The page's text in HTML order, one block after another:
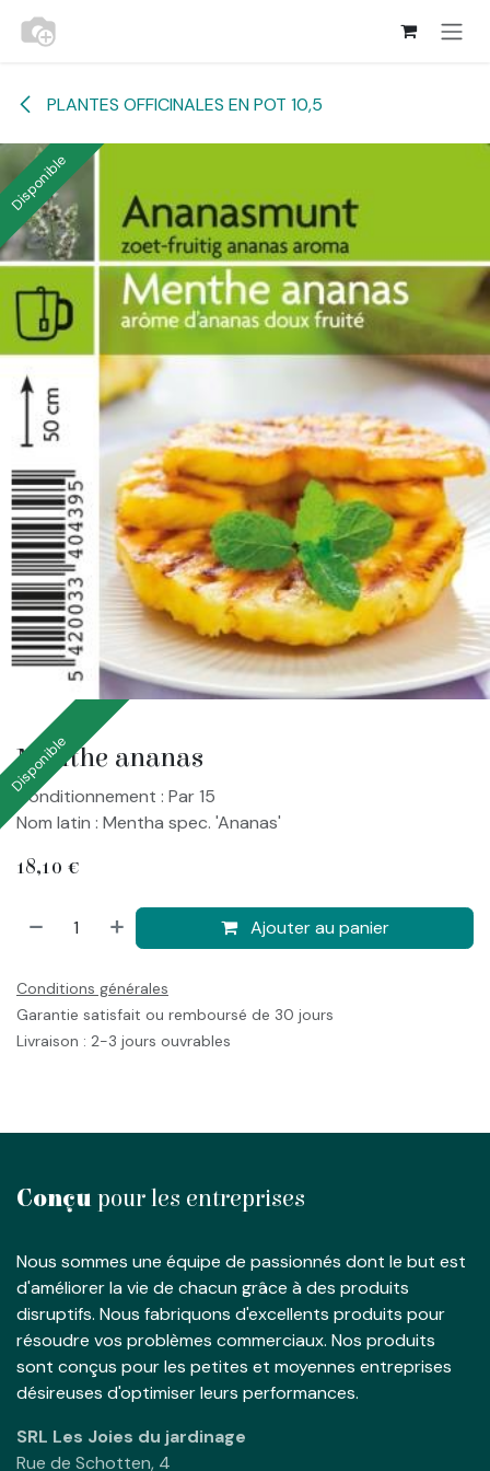
Se rendre au contenu
PLANTES OFFICINALES EN POT 10,5
Disponible
Menthe ananas
Disponible
Conditionnement : Par 15
Nom latin : Mentha spec. 'Ananas'
18,10 €
Ajouter au panier
Conditions générales
Garantie satisfait ou remboursé de 30 jours
Livraison : 2-3 jours ouvrables
Conçu pour les entreprises
Nous sommes une équipe de passionnés dont le but est
d'améliorer la vie de chacun grâce à des produits
disruptifs. Nous fabriquons d'excellents produits pour
résoudre vos problèmes commerciaux. Nos produits
sont conçus pour les petites et moyennes entreprises
désireuses d'optimiser leurs performances.
SRL Les Joies du jardinage
Rue de Schotten, 4